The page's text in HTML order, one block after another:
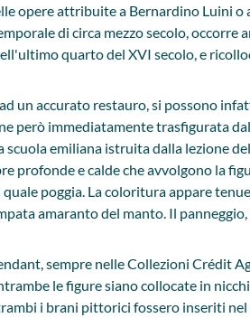
opere attribuite a Bernardino Luini
di circa mezzo secolo,
quarto del XVI secolo, e
un accurato restauro, si possono
però immediatamente trasfigurata
emiliana istruita dalla lezione
e calde che avvolgono la
poggia. La coloritura appare
amaranto del manto. Il
sempre nelle Collezioni Crédit
le figure siano collocate in
i brani pittorici fossero inseriti